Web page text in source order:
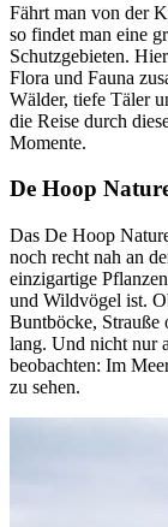
Fährt man von der
so findet man eine
Schutzgebieten.
Flora und Fauna
Wälder, tiefe Täler
die Reise durch
Momente.
De Hoop
Das De Hoop
noch recht nah an
einzigartige
und Wildvögel ist.
Buntböcke, Strauße
lang. Und nicht nur
beobachten: Im
zu sehen.